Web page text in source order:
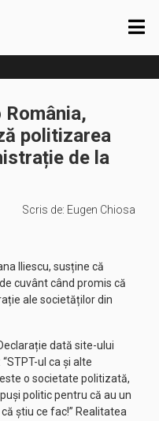
politizarea
de la
Scris de: Eugen Chiosa
Iliescu, susține că
cuvânt când promis că
ale societăților din
dată site-ului
ul ca și alte
o societate politizată,
politic pentru că au un
știu ce fac!” Realitatea